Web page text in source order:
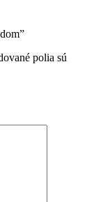
polia sú